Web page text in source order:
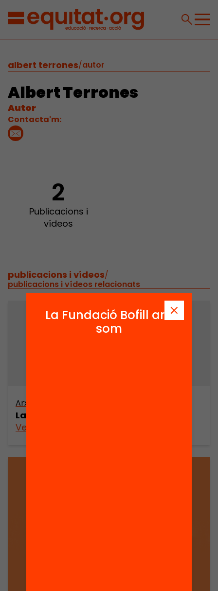
albert terrones/autor
Albert Terrones
Autor
Contacta'm:
2
Publicacions i
vídeos
publicacions i vídeos/
publicacions i vídeos relacionats
Arxiu
La solidaritat en moviment
Veure’n més
La Fundació Bofill ara
som